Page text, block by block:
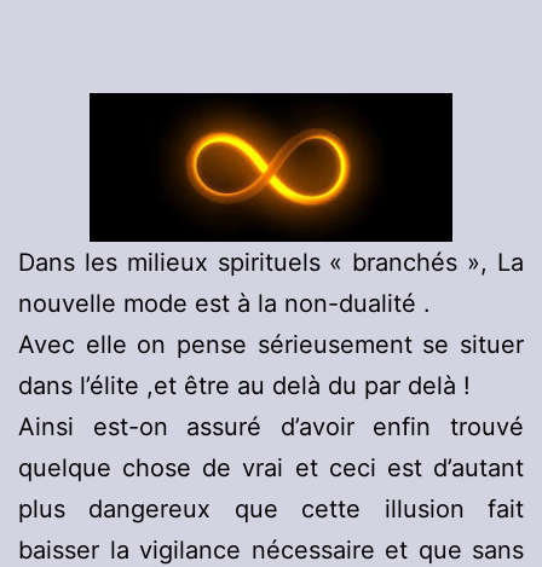
Dans les milieux spirituels « branchés », La
nouvelle mode est à la non-dualité .
Avec elle on pense sérieusement se situer
dans l’élite ,et être au delà du par delà !
Ainsi est-on assuré d’avoir enfin trouvé
quelque chose de vrai et ceci est d’autant
plus dangereux que cette illusion fait
baisser la vigilance nécessaire et que sans